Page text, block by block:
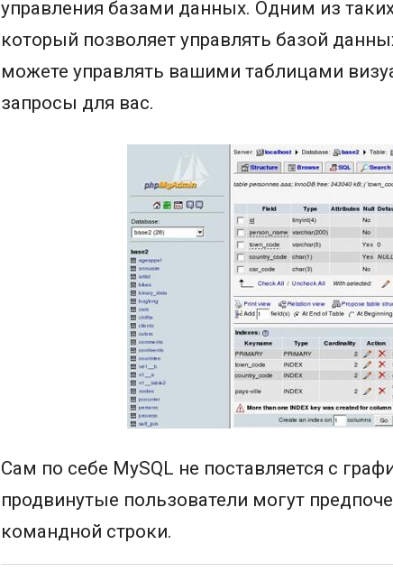
управления базами данных. Одним из
который позволяет управлять базой
можете управлять вашими таблицами
запросы для вас.
Сам по себе MySQL не поставляется с
продвинутые пользователи могут
командной строки.